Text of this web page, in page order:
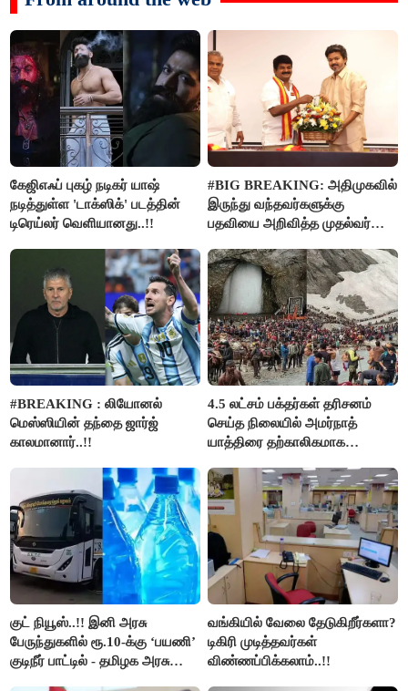
கேஜிஎஃப் புகழ் நடிகர் யாஷ்
நடித்துள்ள 'டாக்‌ஸிக்' படத்தின்
டிரெய்லர் வெளியானது..!!
#BIG BREAKING: அதிமுகவில்
இருந்து வந்தவர்களுக்கு
பதவியை அறிவித்த முதல்வர்
#BREAKING : லியோனல்
மெஸ்ஸியின் தந்தை ஜார்ஜ்
காலமானார்..!!
4.5 லட்சம் பக்தர்கள் தரிசனம்
செய்த நிலையில் அமர்நாத்
யாத்திரை தற்காலிகமாக
குட் நியூஸ்..!! இனி அரசு
பேருந்துகளில் ரூ.10-க்கு ‘பயணி’
குடிநீர் பாட்டில் - தமிழக அரசு
வங்கியில் வேலை தேடுகிறீர்களா?
டிகிரி முடித்தவர்கள்
விண்ணப்பிக்கலாம்..!!